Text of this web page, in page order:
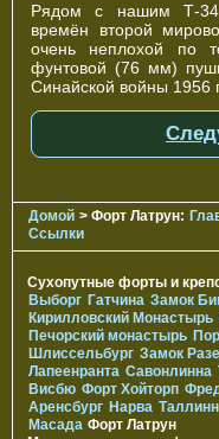
Рядом с нашим Т-34
времён второй
очень неплохой по
фунтовой (76 мм)
Синайской войны 1956
Домой > Форт Латрун:
Ссылки
Сухопутные форты и
Выборг Гатчина Замок
Кирилловский Монастырь
Печорcкий монастырь
Шлиссельбург Замок
Лапеенранта Савонлинна
Висбю Форт Хойторп
Аренсбург Нарва Таллинн
Масада Форт Латрун